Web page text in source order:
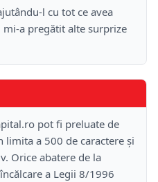
l cu tot ce avea
mi-a pregătit alte surprize
pot fi preluate de
a 500 de caractere și
Orice abatere de la
a Legii 8/1996